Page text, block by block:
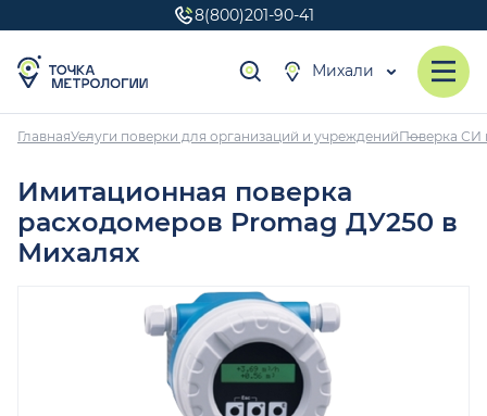
8(800)201-90-41
Михали
ГлавнаяУслуги поверки для организаций и учрежденийПоверка СИ
Имитационная поверка
расходомеров Promag ДУ250 в
Михалях